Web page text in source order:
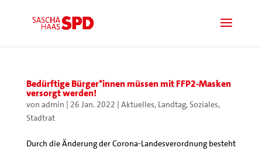
Bedürftige Bürger*innen müssen mit FFP2-Masken
versorgt werden!
von admin | 26 Jan. 2022 | Aktuelles, Landtag,Soziales,
Stadtrat
Durch die Änderung der Corona-Landesverordnung besteht